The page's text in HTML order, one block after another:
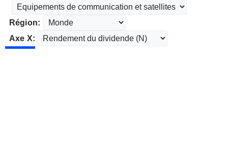
Région:
Axe X: